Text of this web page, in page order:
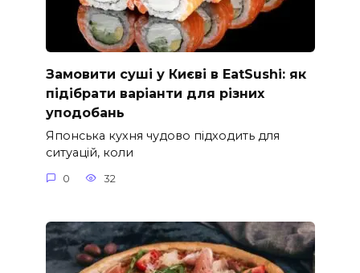
Замовити суші у Києві в EatSushi: як
підібрати варіанти для різних
уподобань
Японська кухня чудово підходить для
ситуацій, коли
0 32